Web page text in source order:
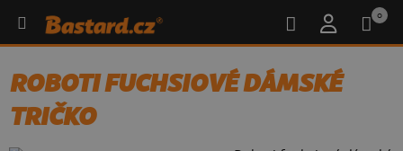
0
ROBOTI FUCHSIOVÉ DÁMSKÉ
TRIČKO